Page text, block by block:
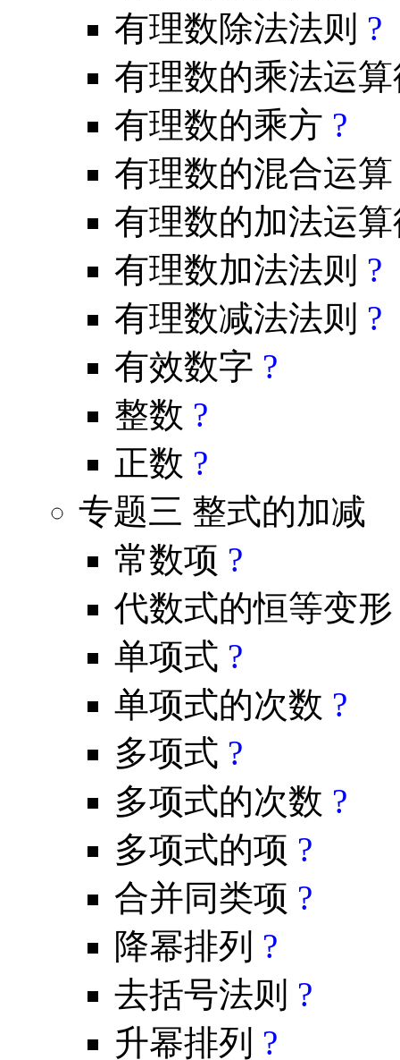
有理数除法法则 ?
有理数的乘法运
有理数的乘方 ?
有理数的混合运
有理数的加法运
有理数加法法则 ?
有理数减法法则 ?
有效数字 ?
整数 ?
正数 ?
专题三 整式的加减
常数项 ?
代数式的恒等变
单项式 ?
单项式的次数 ?
多项式 ?
多项式的次数 ?
多项式的项 ?
合并同类项 ?
降幂排列 ?
去括号法则 ?
升幂排列 ?